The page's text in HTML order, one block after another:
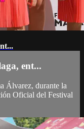
ent...
Álvarez, durante la
Oficial del Festival